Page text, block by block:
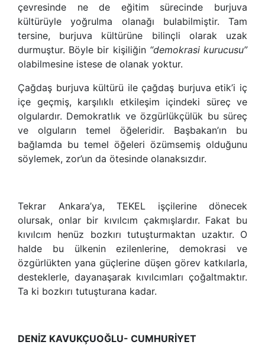
çevresinde ne de eğitim sürecinde burjuva
kültürüyle yoğrulma olanağı bulabilmiştir. Tam
tersine, burjuva kültürüne bilinçli olarak uzak
durmuştur. Böyle bir kişiliğin “demokrasi kurucusu”
olabilmesine istese de olanak yoktur.
Çağdaş burjuva kültürü ile çağdaş burjuva etik’i iç
içe geçmiş, karşılıklı etkileşim içindeki süreç ve
olgulardır. Demokratlık ve özgürlükçülük bu süreç
ve olguların temel öğeleridir. Başbakan’ın bu
bağlamda bu temel öğeleri özümsemiş olduğunu
söylemek, zor’un da ötesinde olanaksızdır.
Tekrar Ankara’ya, TEKEL işçilerine dönecek
olursak, onlar bir kıvılcım çakmışlardır. Fakat bu
kıvılcım henüz bozkırı tutuşturmaktan uzaktır. O
halde bu ülkenin ezilenlerine, demokrasi ve
özgürlükten yana güçlerine düşen görev katkılarla,
desteklerle, dayanaşarak kıvılcımları çoğaltmaktır.
Ta ki bozkırı tutuşturana kadar.
DENİZ KAVUKÇUOĞLU- CUMHURİYET